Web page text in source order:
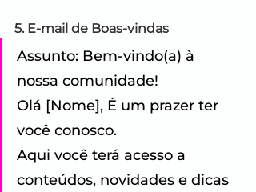
5. E-mail de Boas-vindas
Assunto: Bem-vindo(a) à
nossa comunidade!
Olá [Nome], É um prazer ter
você conosco.
Aqui você terá acesso a
conteúdos, novidades e dicas